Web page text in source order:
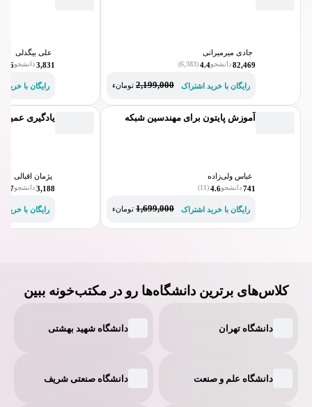
جادی میرمیرانی
82,469دانشجو4.4
(6,383)
رایگان با خرید اشتراک 2,199,000 تومانء
آموزش پایتون برای مهندسین شبکه
عباس ولی‌زاده
741دانشجو4.6
(11)
رایگان با خرید اشتراک 1,699,000 تومانء
علی بیگدلی
3,831دانشجو4.6
رایگان با خرید
یادگیری عمیق
پژمان اقبالی
3,188دانشجو4.7
رایگان با خرید
کلاس‌های برترین دانشگاه‌ها رو در مکتب‌خونه ببین
دانشگاه شهید بهشتی دانشگاه تهران
دانشگاه صنعتی شریف دانشگاه علم و صنعت